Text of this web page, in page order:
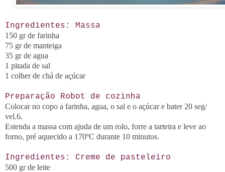
Ingredientes: Massa
150 gr de farinha
75 gr de manteiga
35 gr de agua
1 pitada de sal
1 colher de chá de açúcar
Preparação Robot de cozinha
Colocar no copo a farinha, agua, o sal e o açúcar e bater 20 seg/
vel.6.
Estenda a massa com ajuda de um rolo, forre a tarteira e leve ao
forno, pré aquecido a 170ºC durante 10 minutos.
Ingredientes: Creme de pasteleiro
500 gr de leite